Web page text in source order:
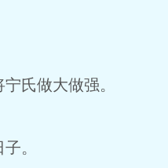
氏做大做强。
。